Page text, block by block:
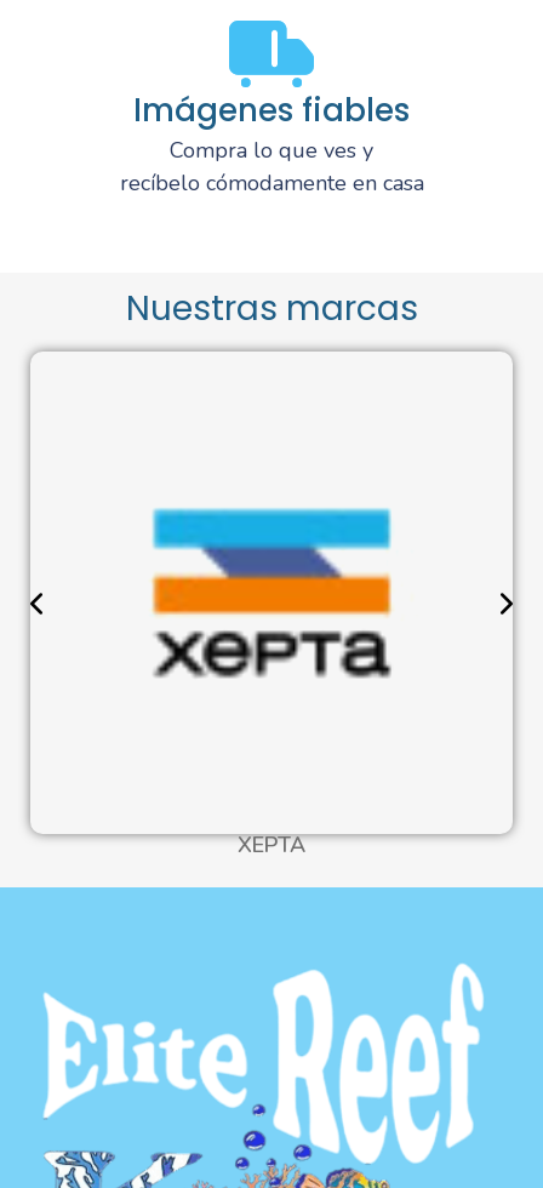
Imágenes fiables
Compra lo que ves y
recíbelo cómodamente en casa
Nuestras marcas
XEPTA